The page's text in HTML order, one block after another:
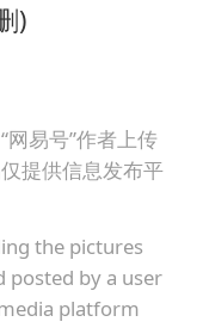
)
易号”作者上传
提供信息发布平
the pictures
posted by a user
platform